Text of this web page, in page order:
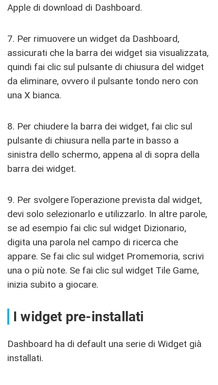
Apple di download di Dashboard.
7. Per rimuovere un widget da Dashboard,
assicurati che la barra dei widget sia visualizzata,
quindi fai clic sul pulsante di chiusura del widget
da eliminare, ovvero il pulsante tondo nero con
una X bianca.
8. Per chiudere la barra dei widget, fai clic sul
pulsante di chiusura nella parte in basso a
sinistra dello schermo, appena al di sopra della
barra dei widget.
9. Per svolgere l’operazione prevista dal widget,
devi solo selezionarlo e utilizzarlo. In altre parole,
se ad esempio fai clic sul widget Dizionario,
digita una parola nel campo di ricerca che
appare. Se fai clic sul widget Promemoria, scrivi
una o più note. Se fai clic sul widget Tile Game,
inizia subito a giocare.
I widget pre-installati
Dashboard ha di default una serie di Widget già
installati.